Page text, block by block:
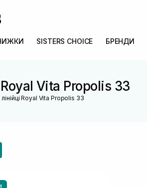
SISTERS CHOICE БРЕНДИ
Royal Vita Propolis 33
лінійці Royal Vita Propolis 33